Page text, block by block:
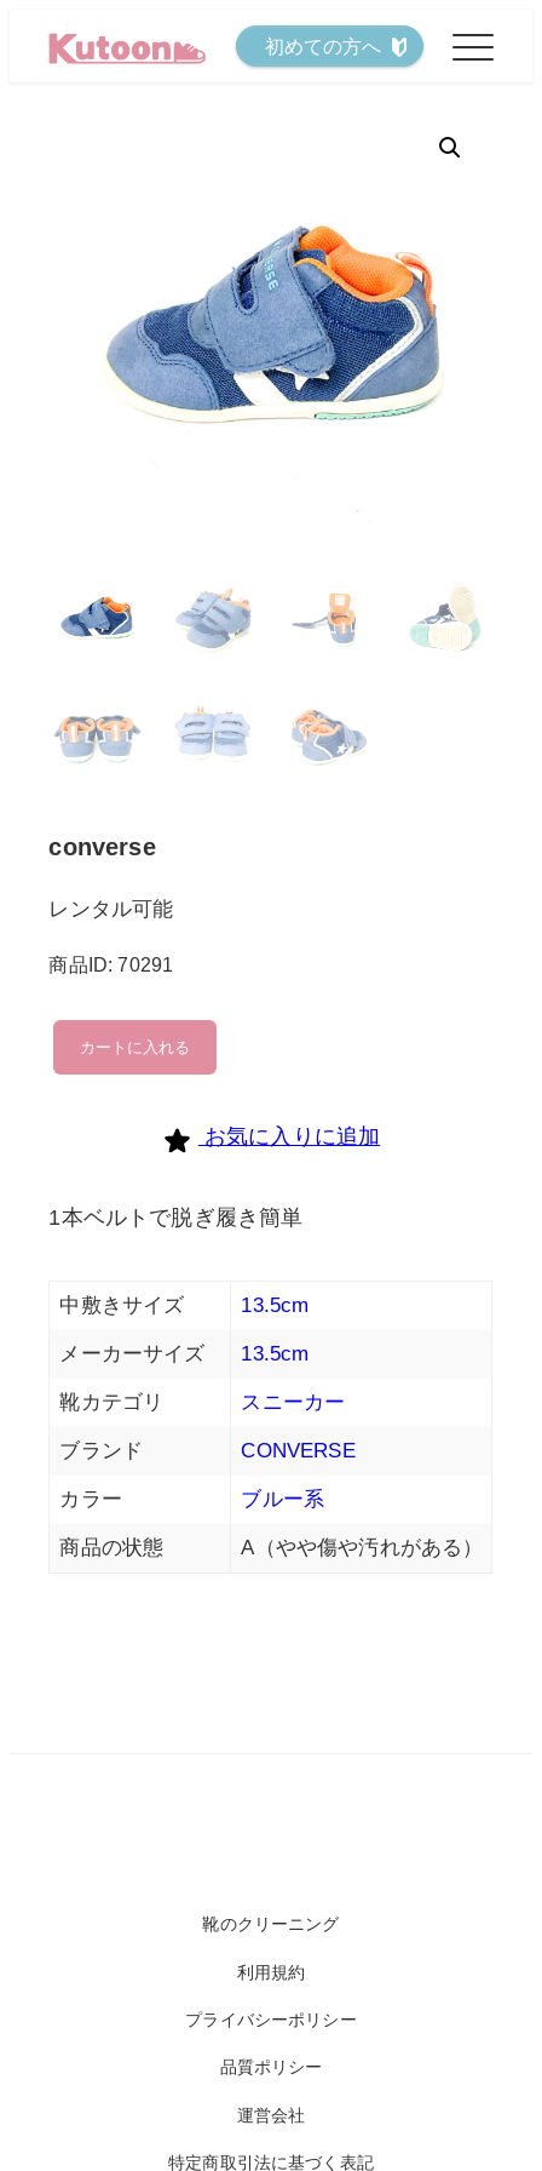
初めての方へ
converse
レンタル可能
商品ID: 70291
converse
個
カートに入れる
お気に入りに追加
1本ベルトで脱ぎ履き簡単
中敷きサイズ 13.5cm
メーカーサイズ 13.5cm
靴カテゴリ スニーカー
ブランド CONVERSE
カラー ブルー系
商品の状態 A（やや傷や汚れがある）
靴のクリーニング
利用規約
プライバシーポリシー
品質ポリシー
運営会社
特定商取引法に基づく表記